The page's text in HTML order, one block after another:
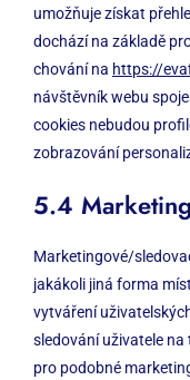
umožňuje získat
dochází na základě
chování na https://
návštěvník webu
cookies nebudou
zobrazování
5.4
Marketingové/
jakákoli jiná forma
vytváření
sledování uživatele
pro podobné